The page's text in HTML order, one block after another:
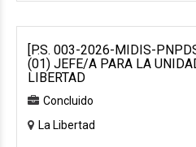
[P.S. 003-2026-MIDIS-
(01) JEFE/A PARA LA
LIBERTAD
Concluido
La Libertad